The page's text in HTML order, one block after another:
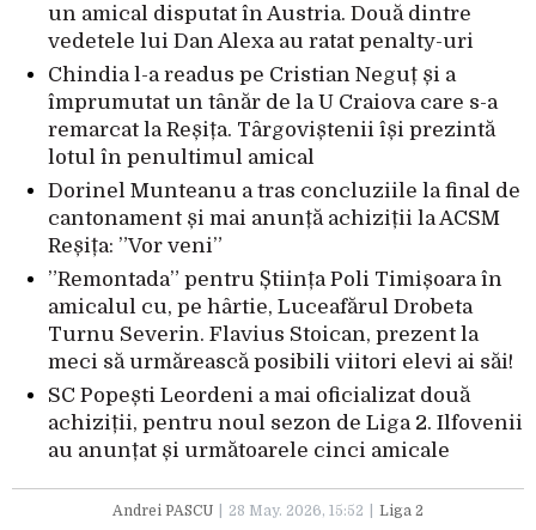
un amical disputat în Austria. Două dintre
vedetele lui Dan Alexa au ratat penalty-uri
Chindia l-a readus pe Cristian Neguț și a
împrumutat un tânăr de la U Craiova care s-a
remarcat la Reșița. Târgoviștenii își prezintă
lotul în penultimul amical
Dorinel Munteanu a tras concluziile la final de
cantonament și mai anunță achiziții la ACSM
Reșița: ”Vor veni”
”Remontada” pentru Știința Poli Timișoara în
amicalul cu, pe hârtie, Luceafărul Drobeta
Turnu Severin. Flavius Stoican, prezent la
meci să urmărească posibili viitori elevi ai săi!
SC Popești Leordeni a mai oficializat două
achiziții, pentru noul sezon de Liga 2. Ilfovenii
au anunțat și următoarele cinci amicale
Andrei PASCU 28 May. 2026, 15:52 Liga 2